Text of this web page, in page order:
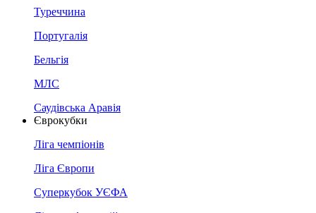
Туреччина
Португалія
Бельгія
МЛС
Саудівська Аравія
Єврокубки
Ліга чемпіонів
Ліга Європи
Суперкубок УЄФА